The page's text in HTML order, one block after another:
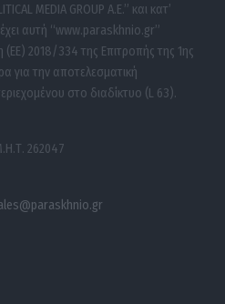
MEDIA GROUP A.E.” και κατ’
αυτή “www.paraskhnio.gr”
2018/334 της Επιτροπής της 1ης
για την αποτελεσματική
στο διαδίκτυο (L 63).
262047